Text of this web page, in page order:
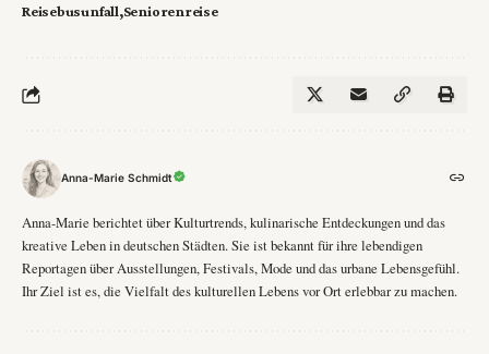
Reisebusunfall Seniorenreise
Anna-Marie Schmidt
Anna-Marie berichtet über Kulturtrends, kulinarische Entdeckungen und das
kreative Leben in deutschen Städten. Sie ist bekannt für ihre lebendigen
Reportagen über Ausstellungen, Festivals, Mode und das urbane Lebensgefühl.
Ihr Ziel ist es, die Vielfalt des kulturellen Lebens vor Ort erlebbar zu machen.